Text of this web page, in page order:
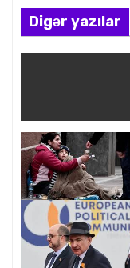
ı
n
v
i
q
a
s
Digər yazılar